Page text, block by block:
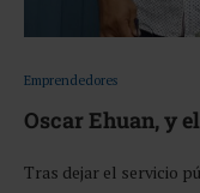
Emprendedores
Oscar Ehuan, y
Tras dejar el servicio